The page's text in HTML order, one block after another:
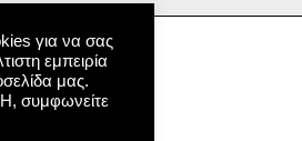
για να σας
εμπειρία
μας.
συμφωνείτε